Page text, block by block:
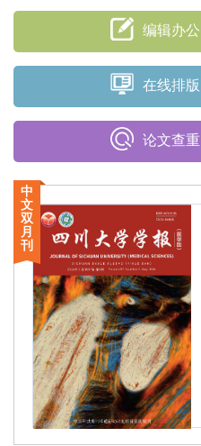
编辑办公
在线排版
论文查重
中
文
双
月
刊